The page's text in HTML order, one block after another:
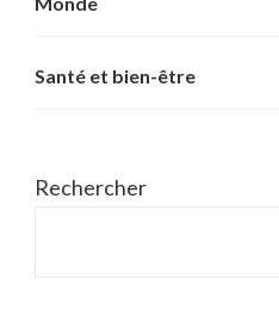
Santé et bien-être
Rechercher